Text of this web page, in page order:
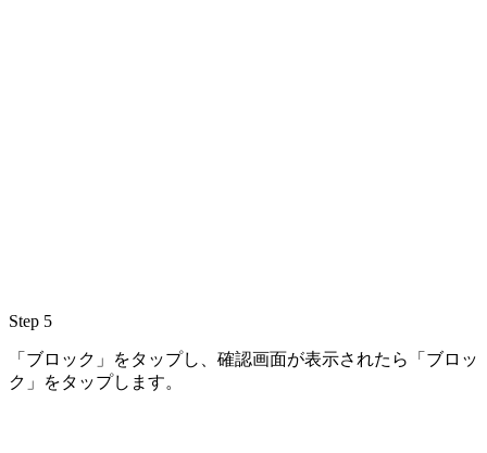
Step 5
「ブロック」をタップし、確認画面が表示されたら「ブロッ
ク」をタップします。